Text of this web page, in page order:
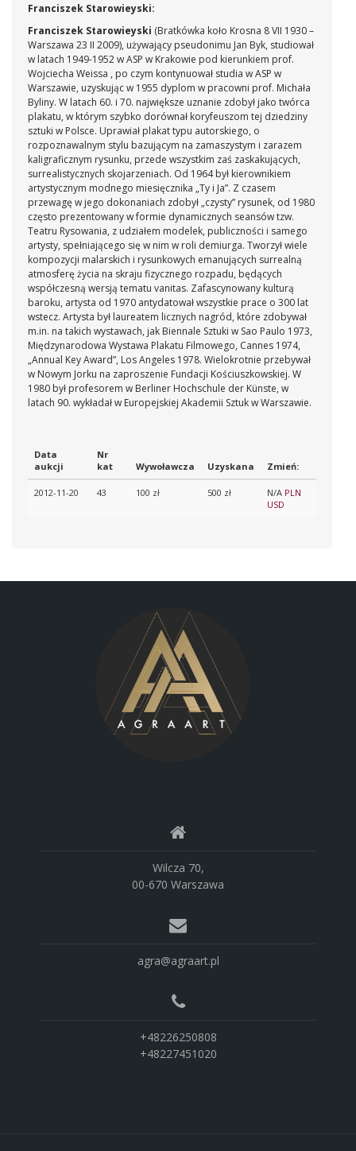
Franciszek Starowieyski:
Franciszek Starowieyski (Bratkówka koło Krosna 8 VII 1930 –
Warszawa 23 II 2009), używający pseudonimu Jan Byk, studiował
w latach 1949-1952 w ASP w Krakowie pod kierunkiem prof.
Wojciecha Weissa , po czym kontynuował studia w ASP w
Warszawie, uzyskując w 1955 dyplom w pracowni prof. Michała
Byliny. W latach 60. i 70. największe uznanie zdobył jako twórca
plakatu, w którym szybko dorównał koryfeuszom tej dziedziny
sztuki w Polsce. Uprawiał plakat typu autorskiego, o
rozpoznawalnym stylu bazującym na zamaszystym i zarazem
kaligraficznym rysunku, przede wszystkim zaś zaskakujących,
surrealistycznych skojarzeniach. Od 1964 był kierownikiem
artystycznym modnego miesięcznika „Ty i Ja”. Z czasem
przewagę w jego dokonaniach zdobył „czysty” rysunek, od 1980
często prezentowany w formie dynamicznych seansów tzw.
Teatru Rysowania, z udziałem modelek, publiczności i samego
artysty, spełniającego się w nim w roli demiurga. Tworzył wiele
kompozycji malarskich i rysunkowych emanujących surrealną
atmosferę życia na skraju fizycznego rozpadu, będących
współczesną wersją tematu vanitas. Zafascynowany kulturą
baroku, artysta od 1970 antydatował wszystkie prace o 300 lat
wstecz. Artysta był laureatem licznych nagród, które zdobywał
m.in. na takich wystawach, jak Biennale Sztuki w Sao Paulo 1973,
Międzynarodowa Wystawa Plakatu Filmowego, Cannes 1974,
„Annual Key Award”, Los Angeles 1978. Wielokrotnie przebywał
w Nowym Jorku na zaproszenie Fundacji Kościuszkowskiej. W
1980 był profesorem w Berliner Hochschule der Künste, w
latach 90. wykładał w Europejskiej Akademii Sztuk w Warszawie.
Data
aukcji
Nr
kat
Wywoławcza Uzyskana Zmień:
2012-11-20 43 100 zł 500 zł N/A PLN
USD
Wilcza 70,
00-670 Warszawa
agra@agraart.pl
+48226250808
+48227451020